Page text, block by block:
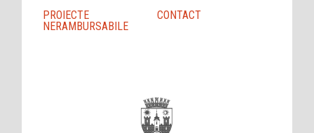
PROIECTE
NERAMBURSABILE
CONTACT